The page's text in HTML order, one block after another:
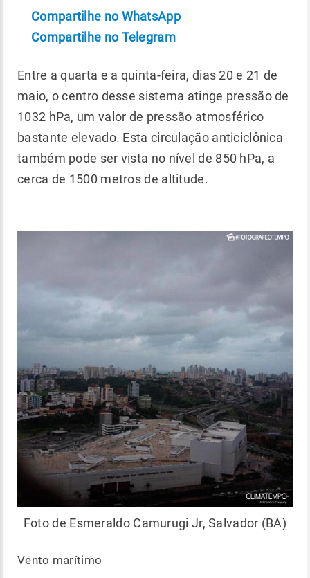
Compartilhe no WhatsApp
Compartilhe no Telegram
Entre a quarta e a quinta-feira, dias 20 e 21 de
maio, o centro desse sistema atinge pressão de
1032 hPa, um valor de pressão atmosférico
bastante elevado. Esta circulação anticiclônica
também pode ser vista no nível de 850 hPa, a
cerca de 1500 metros de altitude.
Foto de Esmeraldo Camurugi Jr, Salvador (BA)
Vento marítimo